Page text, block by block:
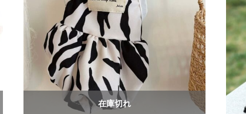
在庫切れ